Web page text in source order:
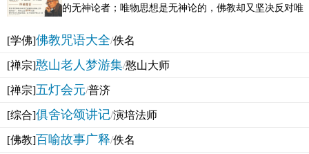
的无神论者；唯物思想是无神论的，佛教却又坚决反对唯
[学佛]佛教咒语大全/佚名
[禅宗]憨山老人梦游集/憨山大师
[禅宗]五灯会元/普济
[综合]俱舍论颂讲记/演培法师
[佛教]百喻故事广释/佚名